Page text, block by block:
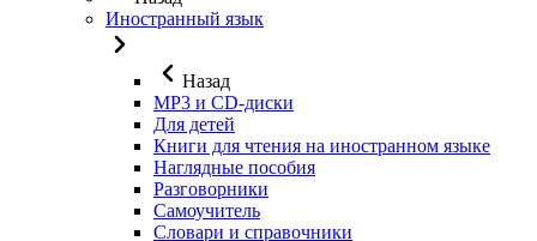
Иностранный язык
Назад
MP3 и CD-диски
Для детей
Книги для чтения на иностранном языке
Наглядные пособия
Разговорники
Самоучитель
Словари и справочники